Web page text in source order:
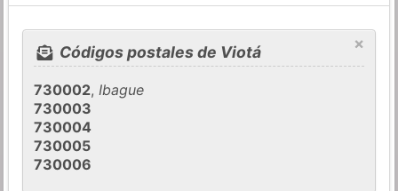
×
Códigos postales de Viotá
730002,Ibague
730003
730004
730005
730006